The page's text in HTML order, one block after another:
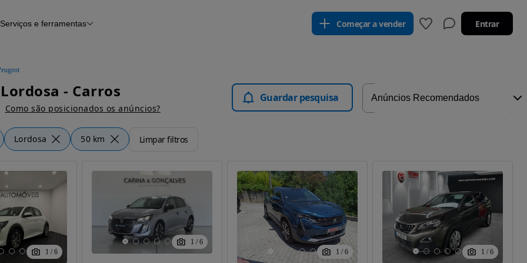
Histórico do veículo
Serviços e ferramentas Começar a vender Entrar
- Carros
Como são posicionados os anúncios?
Guardar pesquisa
Lordosa 50 km Limpar filtros
1 / 6
1 / 6
1 / 6 1 / 6